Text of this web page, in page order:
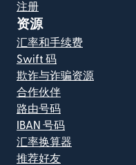
注册
资源
汇率和手续费
Swift 码
欺诈与诈骗资源
合作伙伴
路由号码
IBAN 号码
汇率换算器
推荐好友